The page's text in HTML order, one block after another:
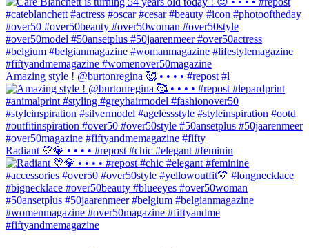
Amazing style ! @burtonregina 🥰 • • • • #repost #l
Radiant 💛💎 • • • • #repost #chic #elegant #feminin